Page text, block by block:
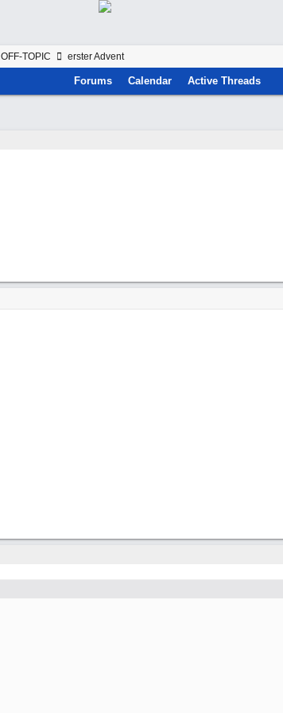
OFF-TOPIC erster Advent
Forums Calendar Active Threads